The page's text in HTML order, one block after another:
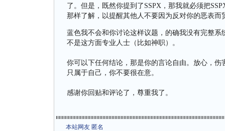
了。但是，既然你提到了SSPX，那我就必须把
那样了解，以提醒其他人不要因为反对你的恶表而
蓝色我不会和你讨论这样议题，的确我没有完整
不是这方面专业人士（比如神职）。
你可以下任何结论，那是你的言论自由。放心，
只属于自己，你不要很在意。
感谢你回贴和评论了，尊重我了。
本站网友 匿名